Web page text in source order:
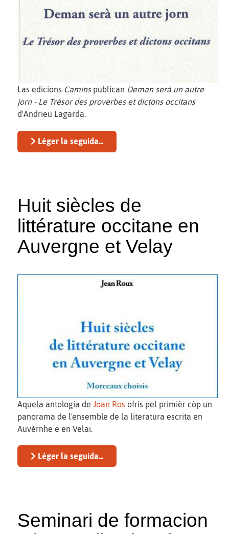
Las edicions Caminspublican Deman serà un autre
jorn - Le Trésor des proverbes et dictons occitans
d'Andrieu Lagarda.
Léger la seguida...
Huit siècles de
littérature occitane en
Auvergne et Velay
Aquela antologia de Joan Ros ofrís pel primièr còp un
panorama de l'ensemble de la literatura escrita en
Auvèrnhe e en Velai.
Léger la seguida...
Seminari de formacion